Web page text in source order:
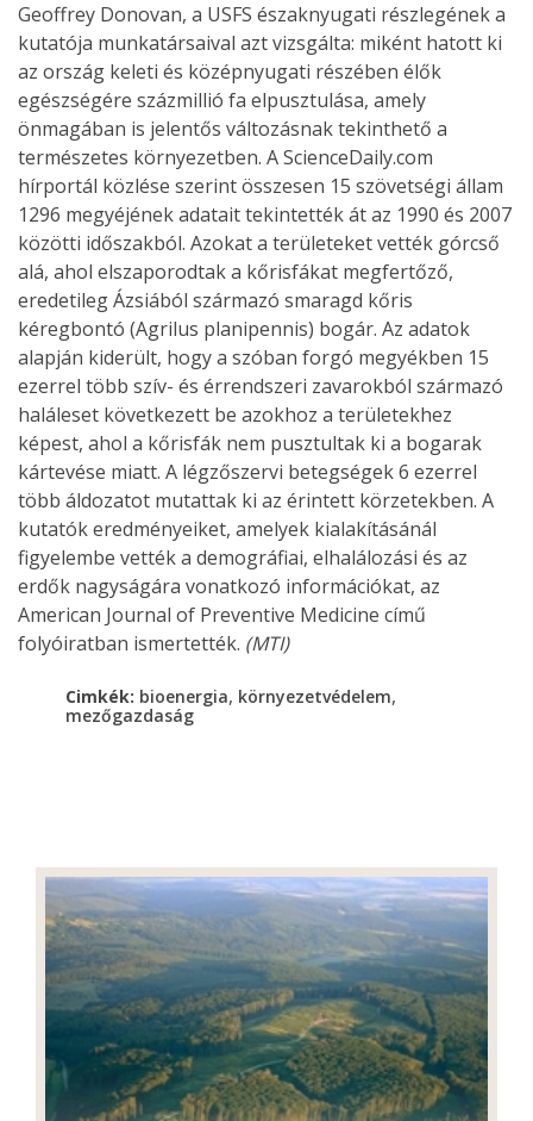
Geoffrey Donovan, a USFS északnyugati részlegének a
kutatója munkatársaival azt vizsgálta: miként hatott ki
az ország keleti és középnyugati részében élők
egészségére százmillió fa elpusztulása, amely
önmagában is jelentős változásnak tekinthető a
természetes környezetben. A ScienceDaily.com
hírportál közlése szerint összesen 15 szövetségi állam
1296 megyéjének adatait tekintették át az 1990 és 2007
közötti időszakból. Azokat a területeket vették górcső
alá, ahol elszaporodtak a kőrisfákat megfertőző,
eredetileg Ázsiából származó smaragd kőris
kéregbontó (Agrilus planipennis) bogár. Az adatok
alapján kiderült, hogy a szóban forgó megyékben 15
ezerrel több szív- és érrendszeri zavarokból származó
haláleset következett be azokhoz a területekhez
képest, ahol a kőrisfák nem pusztultak ki a bogarak
kártevése miatt. A légzőszervi betegségek 6 ezerrel
több áldozatot mutattak ki az érintett körzetekben. A
kutatók eredményeiket, amelyek kialakításánál
figyelembe vették a demográfiai, elhalálozási és az
erdők nagyságára vonatkozó információkat, az
American Journal of Preventive Medicine című
folyóiratban ismertették. (MTI)
Cimkék: bioenergia, környezetvédelem,
mezőgazdaság